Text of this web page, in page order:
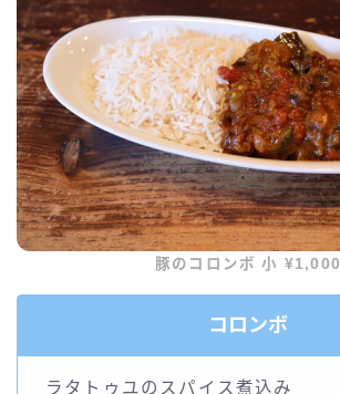
豚のコロンボ 小 ¥1,000
コロンボ
ラタトゥユのスパイス煮込み